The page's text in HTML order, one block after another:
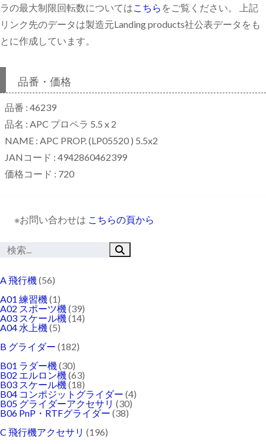
ラの最大制限回転数については こちら をご覧ください。 上記
リンク先のデータは製造元Landing products社公表データをも
とに作成しています。
品番・価格
品番 : 46239
品名 : APC プロペラ 5.5 x 2
NAME : APC PROP. (LP05520 ) 5.5x2
JANコード : 4942860462399
価格コード : 720
※お問い合わせは こちらの頁から
A 飛行機(56)
A01 練習機(1)
A02 スポーツ機(39)
A03 スケール機(14)
A04 水上機(5)
B グライダー (182)
B01 ラダー機(30)
B02 エルロン機(63)
B03 スケール機(18)
B04 コンポジットグライダー (4)
B05 グライダーアクセサリ (30)
B06 PnP・RTFグライダー (38)
C 飛行機アクセサリ (196)